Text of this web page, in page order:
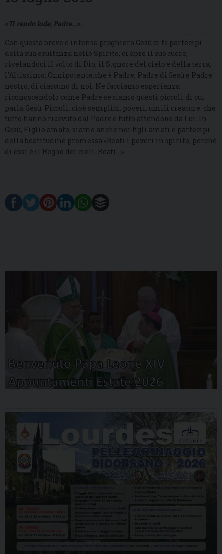
«Ti rendo lode, Padre…».
Con questa breve e intensa preghiera Gesù ci fa partecipi
della sua esultanza nello Spirito, ci apre il suo cuore,
rivelandoci il volto di Dio, il Signore del cielo e della terra,
l’Altissimo, Onnipotente,che è Padre, Padre di Gesù e Padre
nostro, di ciascuno di noi. Ne facciamo esperienza
riconoscendolo come Padre se siamo questi piccoli di cui
parla Gesù. Piccoli, cioè semplici, poveri, umili creature, che
tutto hanno ricevuto dal Padre e tutto attendono da Lui. In
Gesù, Figlio amato, siamo anche noi figli amati e partecipi
della beatitudine promessa:«Beati i poveri in spirito, perché
di essi è il Regno dei cieli. Beati…».